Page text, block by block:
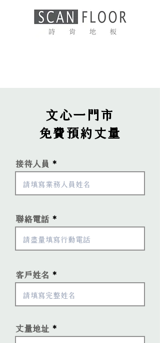
文心一門市
免費​預約丈量
接待人員
聯絡電話
客戶姓名
丈量地址